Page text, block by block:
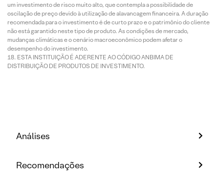
um investimento de risco muito alto, que contempla a possibilidade de
oscilação de preço devido à utilização de alavancagem financeira. A duração
recomendada para o investimento é de curto prazo e o patrimônio do cliente
não está garantido neste tipo de produto. As condições de mercado,
mudanças climáticas e o cenário macroeconômico podem afetar o
desempenho do investimento.
ESTA INSTITUIÇÃO É ADERENTE AO CÓDIGO ANBIMA DE
DISTRIBUIÇÃO DE PRODUTOS DE INVESTIMENTO.
Análises
Recomendações